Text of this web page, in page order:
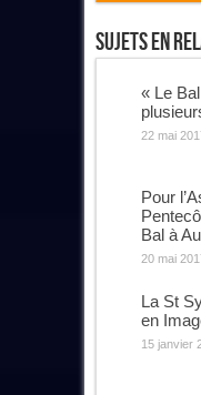
Sujets En
« Le
22 mai
Pour
Bal à
20 mai
La St
en
15 janvier